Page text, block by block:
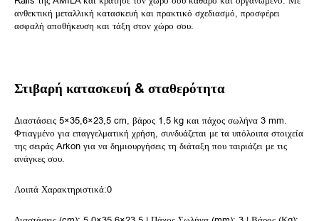
ανθεκτική μεταλλική κατασκευή και πρακτικό σχεδιασμό, προσφέρει
ασφαλή αποθήκευση και τάξη στον χώρο σου.
Στιβαρή κατασκευή & σταθερότητα
Διαστάσεις 5×35,6×23,5 cm, βάρος 1,5 kg και πάχος σωλήνα 3 mm.
Φτιαγμένο για επαγγελματική χρήση, συνδυάζεται με τα υπόλοιπα στοιχεία
της σειράς Arkon για να δημιουργήσεις τη διάταξη που ταιριάζει με τις
ανάγκες σου.
Λοιπά Χαρακτηριστικά:0